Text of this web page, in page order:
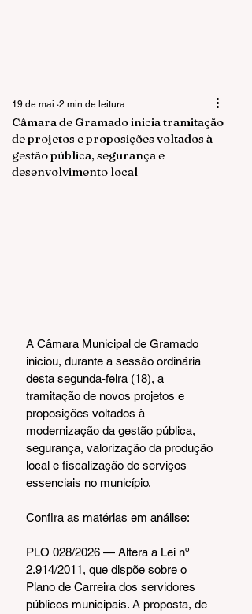
Câmara de Gramado inicia tramitação
de projetos e proposições voltados à
gestão pública, segurança e
desenvolvimento local
19 de mai. 2 min de leitura
A Câmara Municipal de Gramado
iniciou, durante a sessão ordinária
desta segunda-feira (18), a
tramitação de novos projetos e
proposições voltados à
modernização da gestão pública,
segurança, valorização da produção
local e fiscalização de serviços
essenciais no município.
Confira as matérias em análise:
PLO 028/2026 — Altera a Lei nº
2.914/2011, que dispõe sobre o
Plano de Carreira dos servidores
públicos municipais. A proposta, de